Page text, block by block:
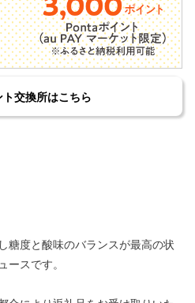
ト交換所はこちら
糖度と酸味のバランスが最高の状
ースです。